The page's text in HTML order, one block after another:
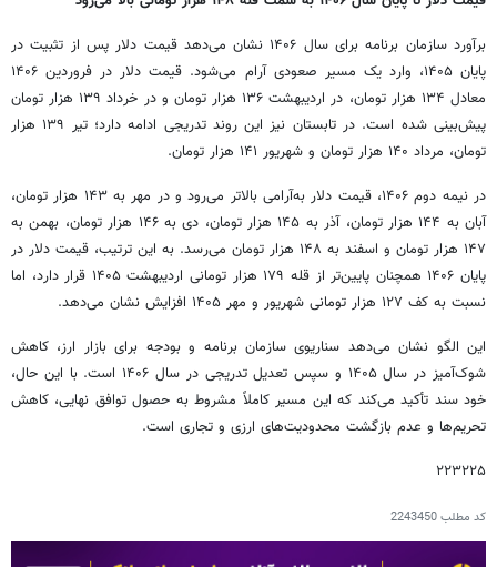
برآورد سازمان برنامه برای سال ۱۴۰۶ نشان می‌دهد قیمت دلار پس از تثبیت در
پایان ۱۴۰۵، وارد یک مسیر صعودی آرام می‌شود. قیمت دلار در فروردین ۱۴۰۶
معادل ۱۳۴ هزار تومان، در اردیبهشت ۱۳۶ هزار تومان و در خرداد ۱۳۹ هزار تومان
پیش‌بینی شده است. در تابستان نیز این روند تدریجی ادامه دارد؛ تیر ۱۳۹ هزار
تومان، مرداد ۱۴۰ هزار تومان و شهریور ۱۴۱ هزار تومان.
در نیمه دوم ۱۴۰۶، قیمت دلار به‌آرامی بالاتر می‌رود و در مهر به ۱۴۳ هزار تومان،
آبان به ۱۴۴ هزار تومان، آذر به ۱۴۵ هزار تومان، دی به ۱۴۶ هزار تومان، بهمن به
۱۴۷ هزار تومان و اسفند به ۱۴۸ هزار تومان می‌رسد. به این ترتیب، قیمت دلار در
پایان ۱۴۰۶ همچنان پایین‌تر از قله ۱۷۹ هزار تومانی اردیبهشت ۱۴۰۵ قرار دارد، اما
نسبت به کف ۱۲۷ هزار تومانی شهریور و مهر ۱۴۰۵ افزایش نشان می‌دهد.
این الگو نشان می‌دهد سناریوی سازمان برنامه و بودجه برای بازار ارز، کاهش
شوک‌آمیز در سال ۱۴۰۵ و سپس تعدیل تدریجی در سال ۱۴۰۶ است. با این حال،
خود سند تأکید می‌کند که این مسیر کاملاً مشروط به حصول توافق نهایی، کاهش
تحریم‌ها و عدم بازگشت محدودیت‌های ارزی و تجاری است.
۲۲۳۲۲۵
کد مطلب2243450